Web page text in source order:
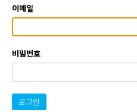
이메일
비밀번호
로그인